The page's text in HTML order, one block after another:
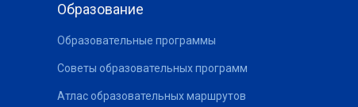
Образование
Образовательные программы
Советы образовательных программ
Атлас образовательных маршрутов